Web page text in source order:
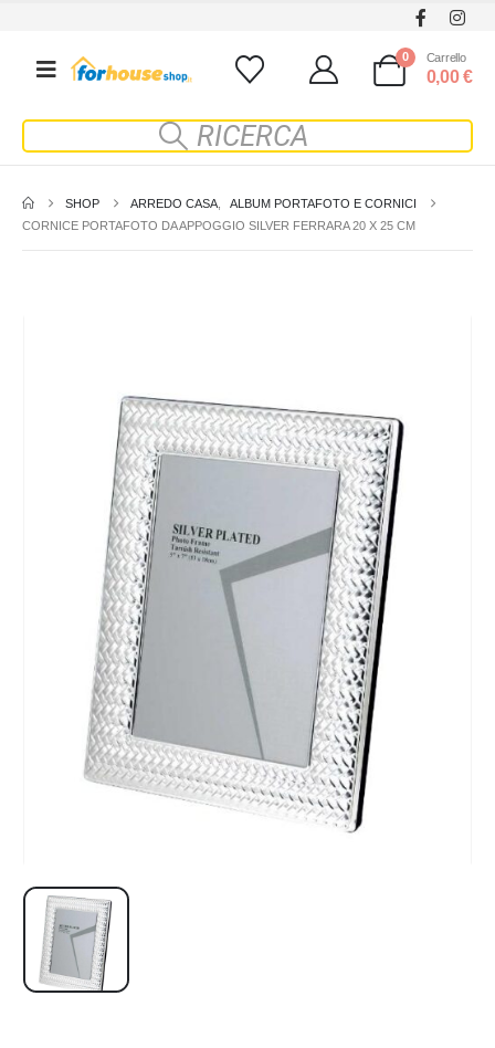
0 Carrello
0,00€
SHOP ARREDO CASA,
ALBUM PORTAFOTO E CORNICI
CORNICE PORTAFOTO DA APPOGGIO SILVER FERRARA 20 X 25 CM